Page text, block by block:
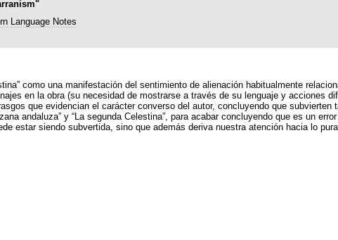
Language Notes
como una manifestación del sentimiento de alienación habitualmente
en la obra (su necesidad de mostrarse a través de su lenguaje y acciones
que evidencian el carácter converso del autor, concluyendo que subvierten
andaluza” y “La segunda Celestina”, para acabar concluyendo que es un
estar siendo subvertida, sino que además deriva nuestra atención hacia lo